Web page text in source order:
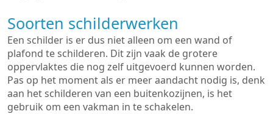
Soorten schilderwerken
Een schilder is er dus niet alleen om een wand of
plafond te schilderen. Dit zijn vaak de grotere
oppervlaktes die nog zelf uitgevoerd kunnen worden.
Pas op het moment als er meer aandacht nodig is, denk
aan het schilderen van een buitenkozijnen, is het
gebruik om een vakman in te schakelen.